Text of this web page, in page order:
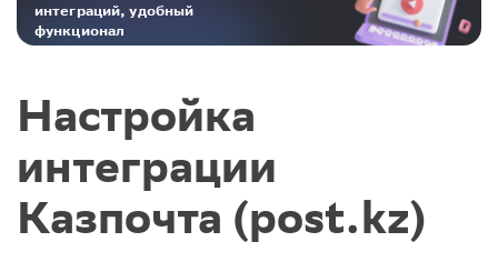
интеграций, удобный
функционал
Настройка
интеграции
Казпочта (post.kz)